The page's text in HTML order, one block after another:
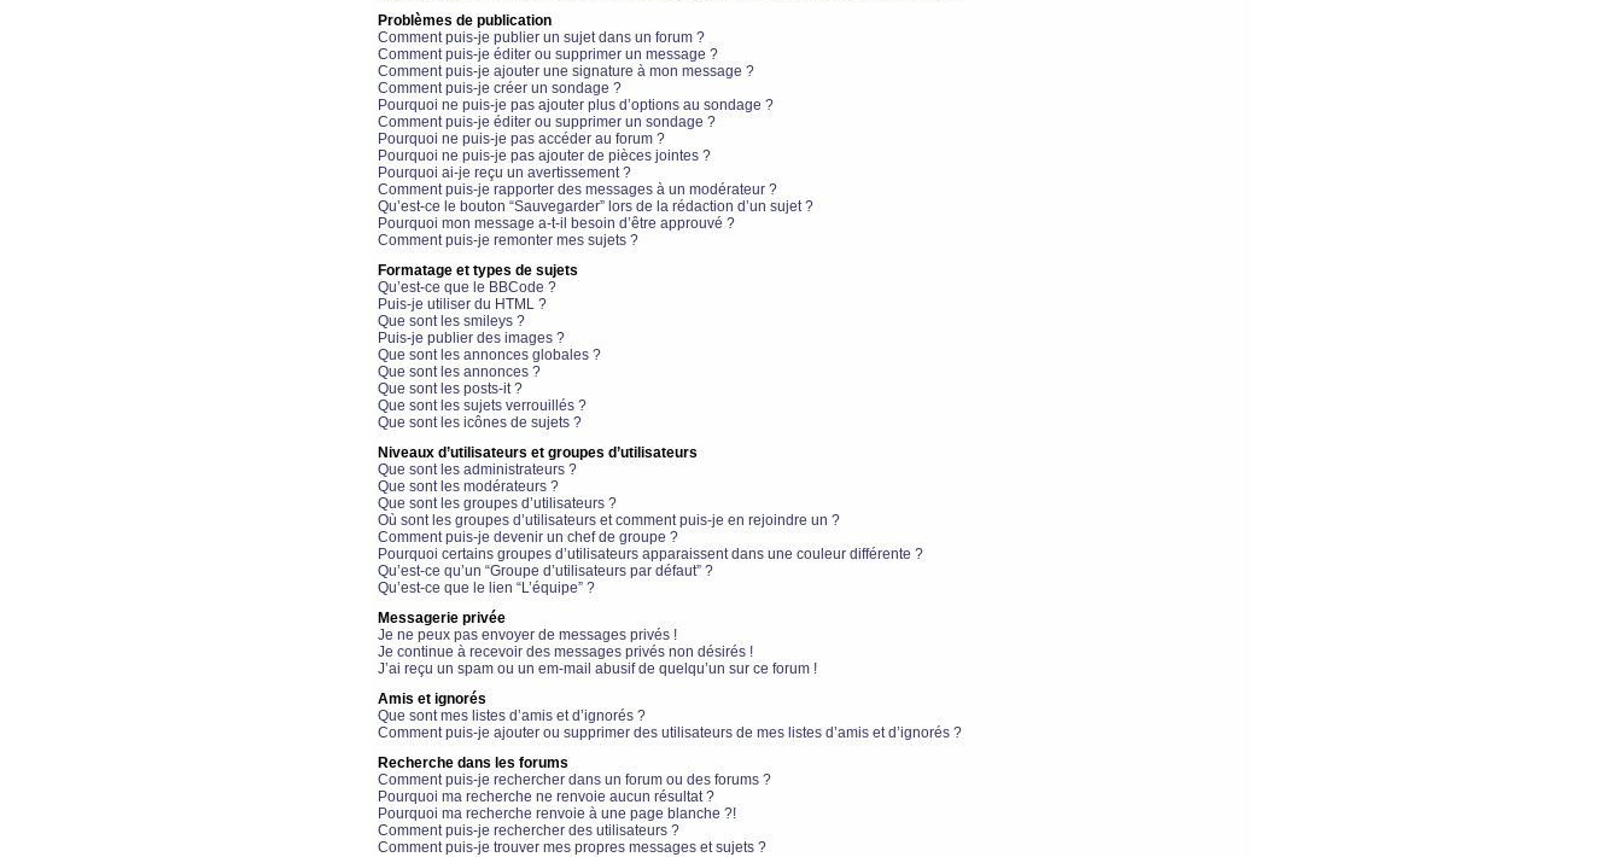
Problèmes de publication
Comment puis-je publier un sujet dans un forum ?
Comment puis-je éditer ou supprimer un message ?
Comment puis-je ajouter une signature à mon message ?
Comment puis-je créer un sondage ?
Pourquoi ne puis-je pas ajouter plus d’options au sondage ?
Comment puis-je éditer ou supprimer un sondage ?
Pourquoi ne puis-je pas accéder au forum ?
Pourquoi ne puis-je pas ajouter de pièces jointes ?
Pourquoi ai-je reçu un avertissement ?
Comment puis-je rapporter des messages à un modérateur ?
Qu’est-ce le bouton “Sauvegarder” lors de la rédaction d’un sujet ?
Pourquoi mon message a-t-il besoin d’être approuvé ?
Comment puis-je remonter mes sujets ?
Formatage et types de sujets
Qu’est-ce que le BBCode ?
Puis-je utiliser du HTML ?
Que sont les smileys ?
Puis-je publier des images ?
Que sont les annonces globales ?
Que sont les annonces ?
Que sont les posts-it ?
Que sont les sujets verrouillés ?
Que sont les icônes de sujets ?
Niveaux d’utilisateurs et groupes d’utilisateurs
Que sont les administrateurs ?
Que sont les modérateurs ?
Que sont les groupes d’utilisateurs ?
Où sont les groupes d’utilisateurs et comment puis-je en rejoindre un ?
Comment puis-je devenir un chef de groupe ?
Pourquoi certains groupes d’utilisateurs apparaissent dans une couleur différente ?
Qu’est-ce qu’un “Groupe d’utilisateurs par défaut” ?
Qu’est-ce que le lien “L’équipe” ?
Messagerie privée
Je ne peux pas envoyer de messages privés !
Je continue à recevoir des messages privés non désirés !
J’ai reçu un spam ou un em-mail abusif de quelqu’un sur ce forum !
Amis et ignorés
Que sont mes listes d’amis et d’ignorés ?
Comment puis-je ajouter ou supprimer des utilisateurs de mes listes d’amis et d’ignorés ?
Recherche dans les forums
Comment puis-je rechercher dans un forum ou des forums ?
Pourquoi ma recherche ne renvoie aucun résultat ?
Pourquoi ma recherche renvoie à une page blanche ?!
Comment puis-je rechercher des utilisateurs ?
Comment puis-je trouver mes propres messages et sujets ?